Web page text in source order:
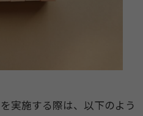
実施する際は、以下のよう